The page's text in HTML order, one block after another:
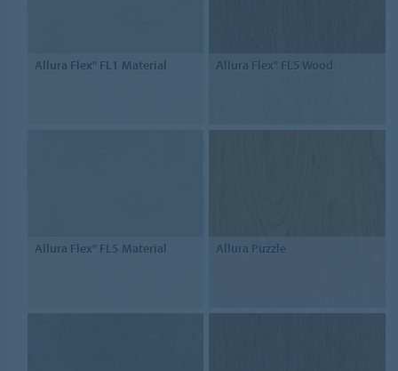
Allura Flex" FL1 Material Allura Flex" FL5 Wood
Allura Flex" FL5 Material Allura Puzzle